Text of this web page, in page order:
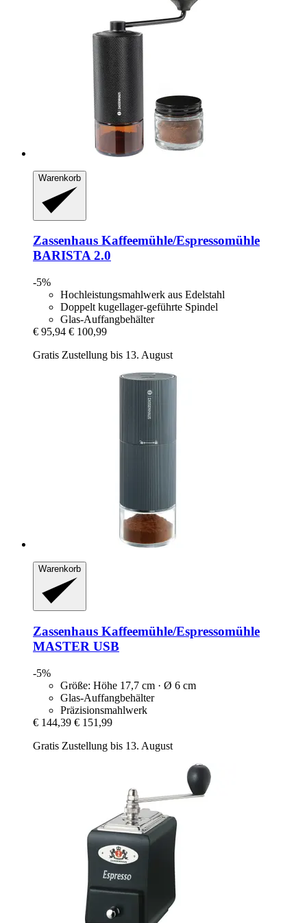
Warenkorb
Zassenhaus Kaffeemühle/Espressomühle
BARISTA 2.0
-5%
Hochleistungsmahlwerk aus Edelstahl
Doppelt kugellager-geführte Spindel
Glas-Auffangbehälter
€ 95,94 € 100,99
Gratis Zustellung bis 13. August
Warenkorb
Zassenhaus Kaffeemühle/Espressomühle
MASTER USB
-5%
Größe: Höhe 17,7 cm · Ø 6 cm
Glas-Auffangbehälter
Präzisionsmahlwerk
€ 144,39 € 151,99
Gratis Zustellung bis 13. August